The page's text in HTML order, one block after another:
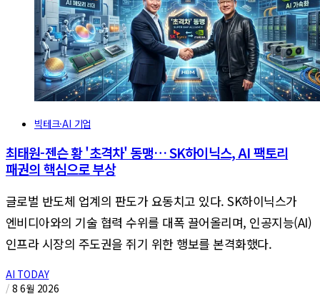
빅테크·AI 기업
최태원-젠슨 황 '초격차' 동맹… SK하이닉스, AI 팩토리
패권의 핵심으로 부상
글로벌 반도체 업계의 판도가 요동치고 있다. SK하이닉스가
엔비디아와의 기술 협력 수위를 대폭 끌어올리며, 인공지능(AI)
인프라 시장의 주도권을 쥐기 위한 행보를 본격화했다.
AI TODAY
/ 8 6월 2026